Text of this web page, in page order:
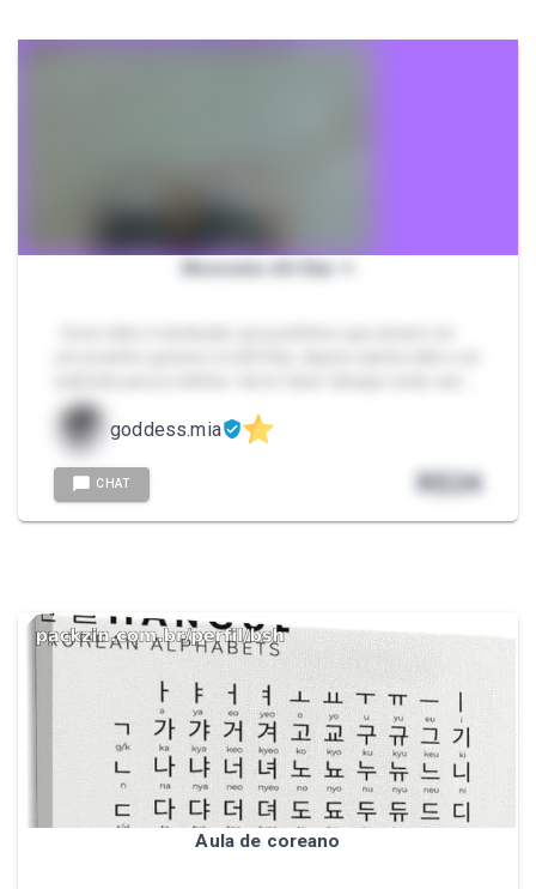
Momento All Star ⭐
goddess.mia
CHAT R$24
Aula de coreano